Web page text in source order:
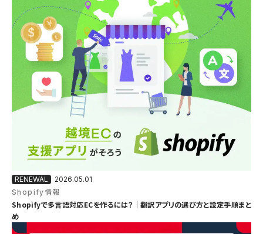
2026.05.01
Shopify情報
Shopifyで多言語対応ECを作るには？｜翻訳アプリの選び方と設定手順まと
め